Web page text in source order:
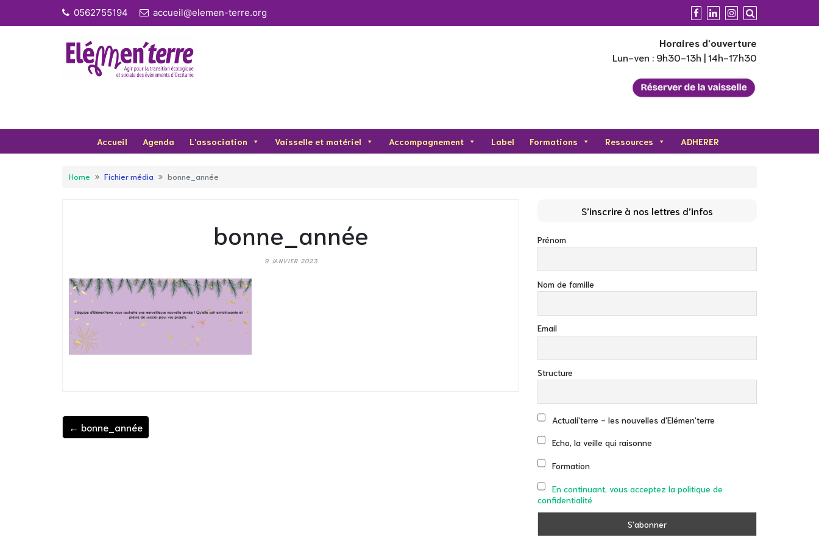
0562755194 accueil@elemen-terre.org
Horaires d’ouverture
Lun-ven : 9h30-13h | 14h-17h30
Accueil Agenda L'association Vaisselle et matériel Accompagnement Label Formations Ressources ADHERER
Home Fichier média bonne_année
bonne_année
9 JANVIER 2023
← bonne_année
S’inscrire à nos lettres d’infos
Prénom
Nom de famille
Email
Structure
Actuali'terre - les nouvelles d'Elémen'terre
Echo, la veille qui raisonne
Formation
En continuant, vous acceptez la politique de
confidentialité